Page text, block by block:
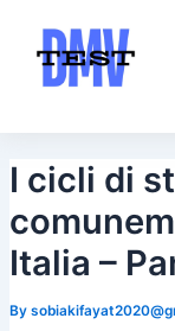
content
I cicli di
Italia –
By
navigation